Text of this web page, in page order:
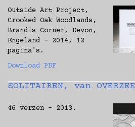
Outside Art Project,
Crooked Oak Woodlands,
Brandis Corner, Devon,
Engeland - 2014, 12
pagina's.
Download PDF
SOLITAIREN, van OVERZEE
46 verzen - 2013.